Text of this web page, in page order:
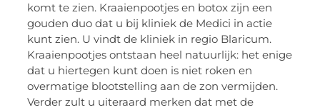
komt te zien. Kraaienpootjes en botox zijn een
gouden duo dat u bij kliniek de Medici in actie
kunt zien. U vindt de kliniek in regio Blaricum.
Kraaienpootjes ontstaan heel natuurlijk: het enige
dat u hiertegen kunt doen is niet roken en
overmatige blootstelling aan de zon vermijden.
Verder zult u uiteraard merken dat met de